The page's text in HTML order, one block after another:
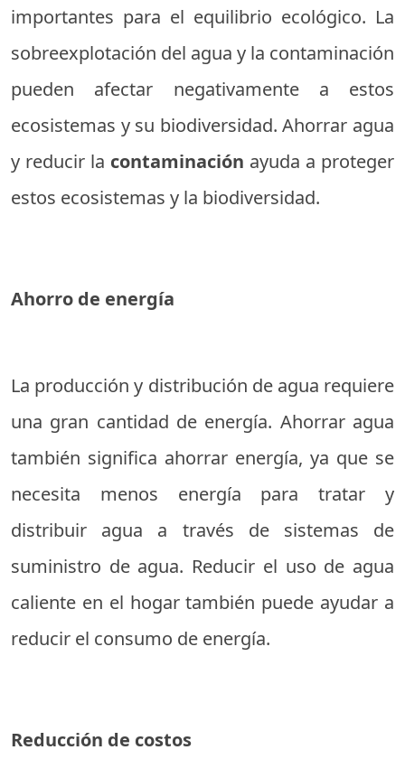
importantes para el equilibrio ecológico. La
sobreexplotación del agua y la contaminación
pueden afectar negativamente a estos
ecosistemas y su biodiversidad. Ahorrar agua
y reducir la contaminación ayuda a proteger
estos ecosistemas y la biodiversidad.
Ahorro de energía
La producción y distribución de agua requiere
una gran cantidad de energía. Ahorrar agua
también significa ahorrar energía, ya que se
necesita menos energía para tratar y
distribuir agua a través de sistemas de
suministro de agua. Reducir el uso de agua
caliente en el hogar también puede ayudar a
reducir el consumo de energía.
Reducción de costos